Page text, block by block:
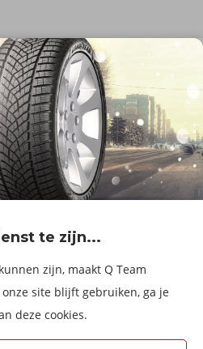
te zijn...
zijn, maakt Q Team
site blijft gebruiken, ga je
deze cookies.